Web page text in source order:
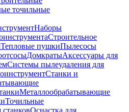
точильные
Наборы
Строительное
Тепловые пушкиПылесосы
ДомкратыАксессуары для
Системы пылеудаления для
Станки и
Металлообрабатывающие
Точильные
Оснастка для